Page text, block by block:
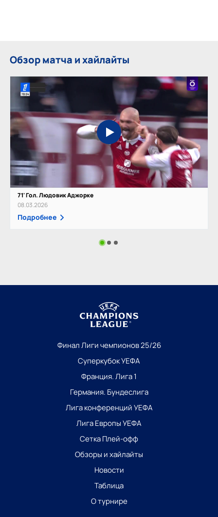
Обзор матча и хайлайты
71' Гол. Людовик Аджорке
08.03.2026
Подробнее
Финал Лиги чемпионов 25/26
Суперкубок УЕФА
Франция. Лига 1
Германия. Бундеслига
Лига конференций УЕФА
Лига Европы УЕФА
Сетка Плей-офф
Обзоры и хайлайты
Новости
Таблица
О турнире